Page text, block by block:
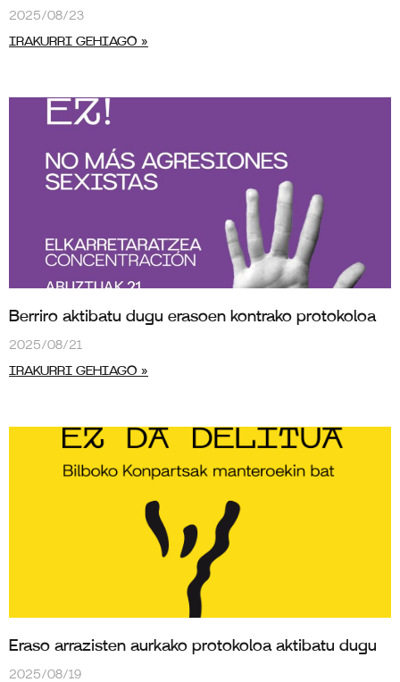
2025/08/23
IRAKURRI GEHIAGO »
Berriro aktibatu dugu erasoen kontrako protokoloa
2025/08/21
IRAKURRI GEHIAGO »
Eraso arrazisten aurkako protokoloa aktibatu dugu
2025/08/19